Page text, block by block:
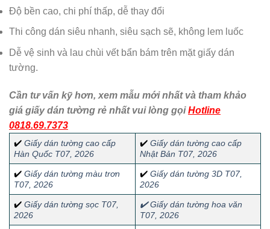
Độ bền cao, chi phí thấp, dễ thay đổi
Thi công dán siêu nhanh, siêu sạch sẽ, không lem luốc
Dễ vệ sinh và lau chùi vết bẩn bám trên mặt giấy dán
tường.
Cần tư vấn kỹ hơn, xem mẫu mới nhất và tham khảo
giá giấy dán tường rẻ nhất vui lòng gọiHotline
0818.69.7373
✔️Giấy dán tường cao cấp
Hàn Quốc T07, 2026
✔️Giấy dán tường cao cấp
Nhật Bản T07, 2026
✔️Giấy dán tường màu trơn
T07, 2026
✔️Giấy dán tường 3D T07,
2026
✔️Giấy dán tường sọc T07,
2026
✔️ Giấy dán tường hoa văn
T07, 2026